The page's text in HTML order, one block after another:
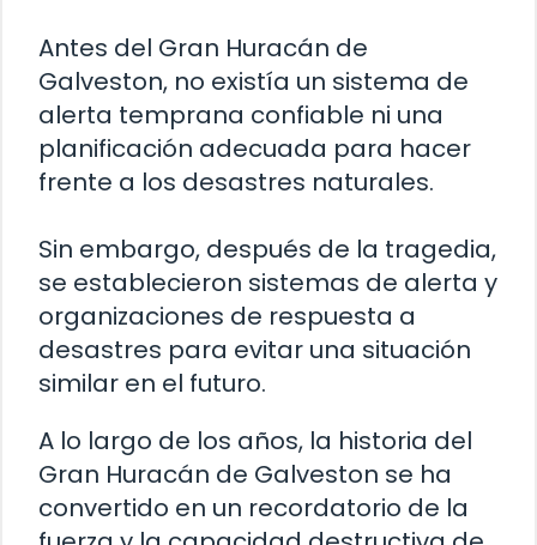
Antes del Gran Huracán de
Galveston, no existía un sistema de
alerta temprana confiable ni una
planificación adecuada para hacer
frente a los desastres naturales.
Sin embargo, después de la tragedia,
se establecieron sistemas de alerta y
organizaciones de respuesta a
desastres para evitar una situación
similar en el futuro.
A lo largo de los años, la historia del
Gran Huracán de Galveston se ha
convertido en un recordatorio de la